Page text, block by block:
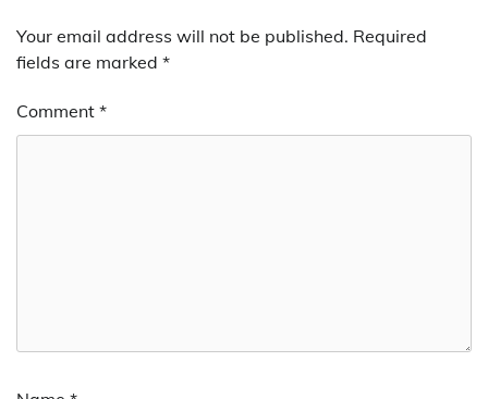
Your email address will not be published. Required
fields are marked *
Comment *